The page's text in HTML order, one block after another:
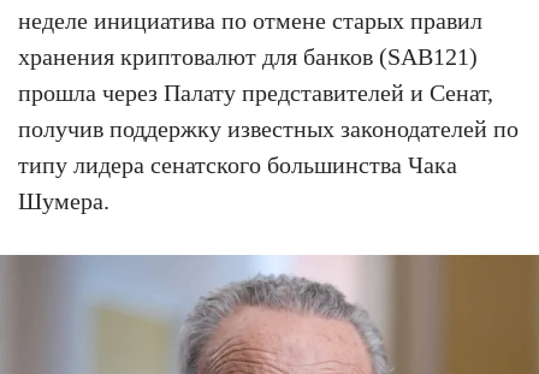
неделе инициатива по отмене старых правил
хранения криптовалют для банков (SAB121)
прошла через Палату представителей и Сенат,
получив поддержку известных законодателей по
типу лидера сенатского большинства Чака
Шумера.